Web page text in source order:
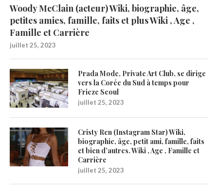
Woody McClain (acteur) Wiki, biographie, âge,
petites amies, famille, faits et plus Wiki , Age ,
Famille et Carrière
juillet 25, 2023
Prada Mode, Private Art Club, se dirige
vers la Corée du Sud à temps pour
Frieze Seoul
juillet 25, 2023
Cristy Ren (Instagram Star) Wiki,
biographie, âge, petit ami, famille, faits
et bien d’autres. Wiki , Age , Famille et
Carrière
juillet 25, 2023